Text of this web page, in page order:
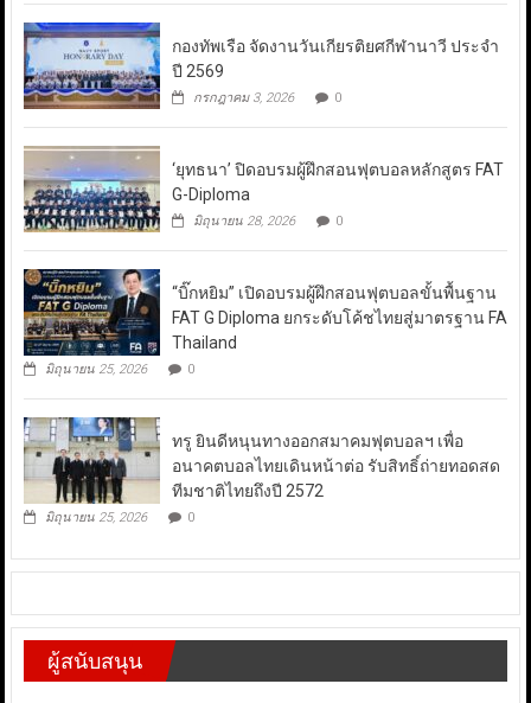
กองทัพเรือ จัดงานวันเกียรติยศกีฬานาวี ประจำ
ปี 2569
กรกฎาคม 3, 2026 0
‘ยุทธนา’ ปิดอบรมผู้ฝึกสอนฟุตบอลหลักสูตร FAT
G-Diploma
มิถุนายน 28, 2026 0
“บิ๊กหยิม” เปิดอบรมผู้ฝึกสอนฟุตบอลขั้นพื้นฐาน
FAT G Diploma ยกระดับโค้ชไทยสู่มาตรฐาน FA
Thailand
มิถุนายน 25, 2026 0
ทรู ยินดีหนุนทางออกสมาคมฟุตบอลฯ เพื่อ
อนาคตบอลไทยเดินหน้าต่อ รับสิทธิ์ถ่ายทอดสด
ทีมชาติไทยถึงปี 2572
มิถุนายน 25, 2026 0
ผู้สนับสนุน